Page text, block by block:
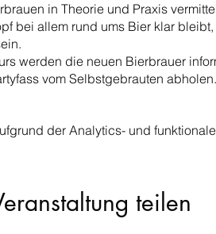
in Theorie und Praxis
bei allem rund ums Bier klar
werden die neuen Bierbrauer
vom Selbstgebrauten abholen.
der Analytics- und
teilen